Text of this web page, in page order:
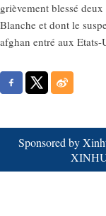
grièvement blessé
Blanche et dont le
afghan entré aux
Sponsored by